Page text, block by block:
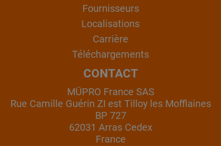
Fournisseurs
Localisations
Carrière
Téléchargements
CONTACT
MÜPRO France SAS
Rue Camille Guérin ZI est Tilloy les Mofflaines
BP 727
62031 Arras Cedex
France